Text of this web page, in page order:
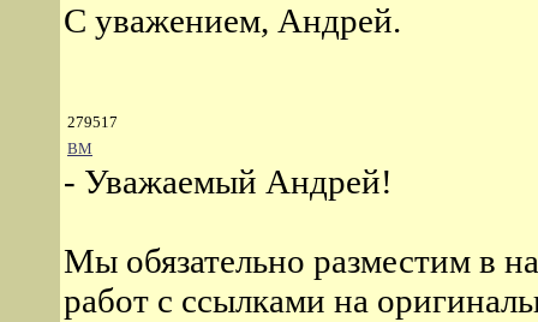
С уважением, Андрей.
279517
ВМ
- Уважаемый Андрей!
Мы обязательно разместим в
работ с ссылками на